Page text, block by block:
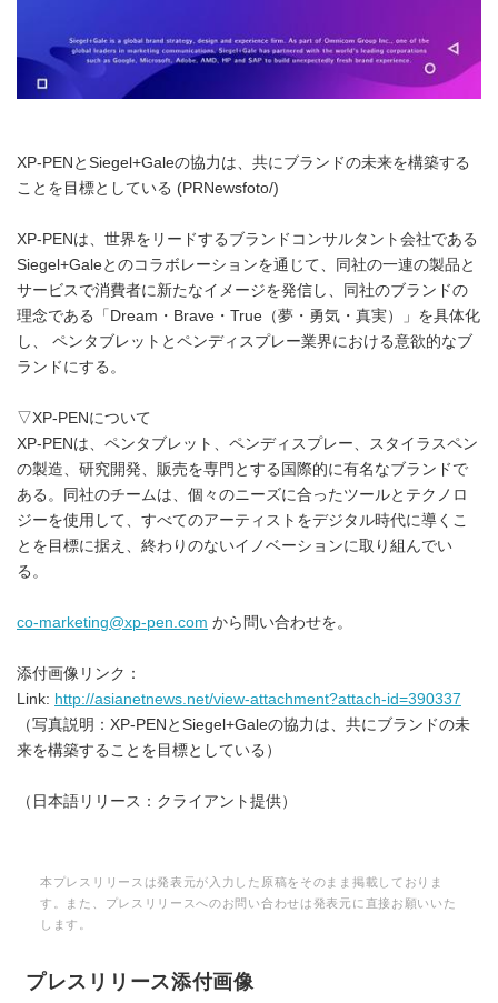
XP-PENとSiegel+Galeの協力は、共にブランドの未来を構築する
ことを目標としている (PRNewsfoto/)
XP-PENは、世界をリードするブランドコンサルタント会社である
Siegel+Galeとのコラボレーションを通じて、同社の一連の製品と
サービスで消費者に新たなイメージを発信し、同社のブランドの
理念である「Dream・Brave・True（夢・勇気・真実）」を具体化
し、 ペンタブレットとペンディスプレー業界における意欲的なブ
ランドにする。
▽XP-PENについて
XP-PENは、ペンタブレット、ペンディスプレー、スタイラスペン
の製造、研究開発、販売を専門とする国際的に有名なブランドで
ある。同社のチームは、個々のニーズに合ったツールとテクノロ
ジーを使用して、すべてのアーティストをデジタル時代に導くこ
とを目標に据え、終わりのないイノベーションに取り組んでい
る。
co-marketing@xp-pen.com から問い合わせを。
添付画像リンク：
Link: http://asianetnews.net/view-attachment?attach-id=390337
（写真説明：XP-PENとSiegel+Galeの協力は、共にブランドの未
来を構築することを目標としている）
（日本語リリース：クライアント提供）
本プレスリリースは発表元が入力した原稿をそのまま掲載しておりま
す。また、プレスリリースへのお問い合わせは発表元に直接お願いいた
します。
プレスリリース添付画像